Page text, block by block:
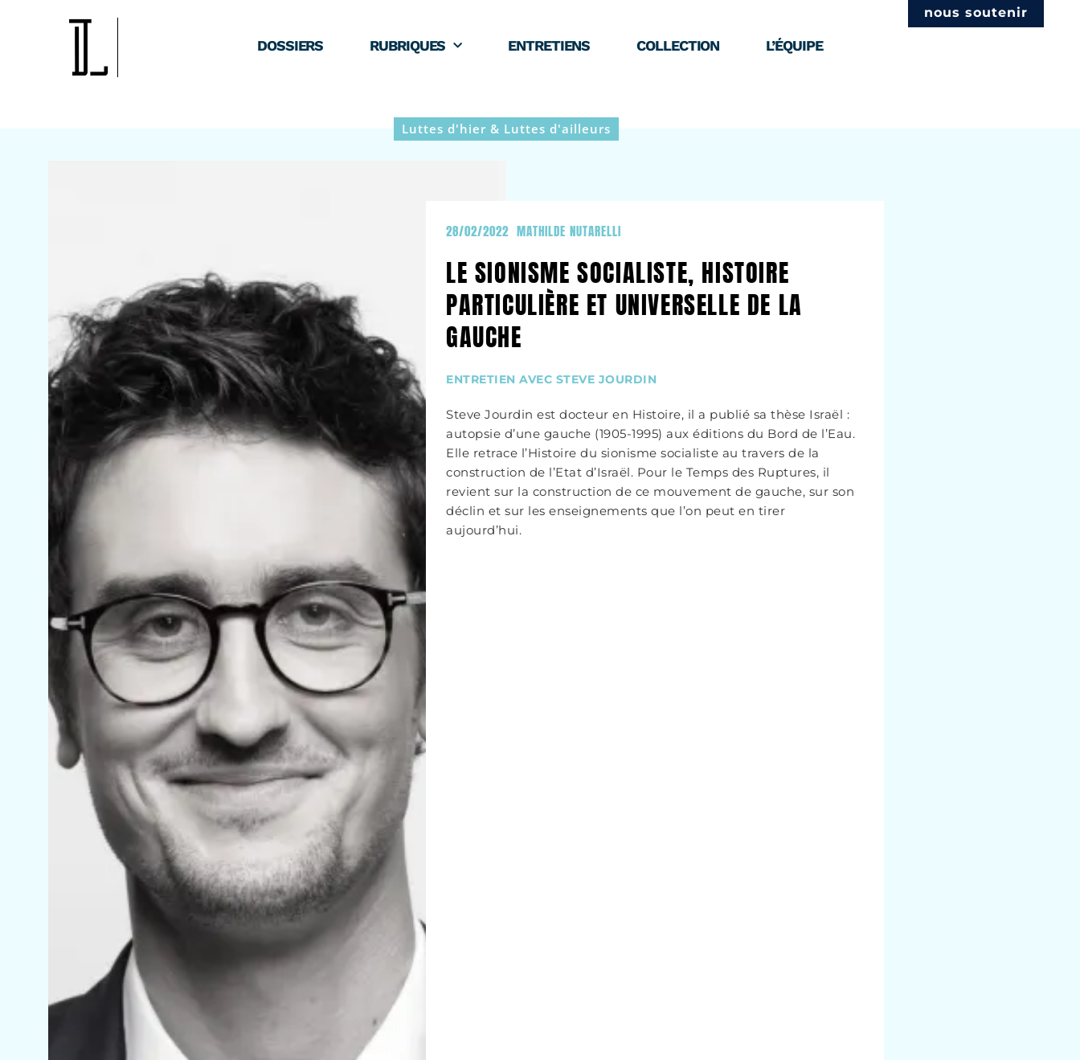
DOSSIERS RUBRIQUES ENTRETIENS COLLECTION L’ÉQUIPE
nous soutenir
Luttes d'hier & Luttes d'ailleurs
28/02/2022 MATHILDE NUTARELLI
LE SIONISME SOCIALISTE, HISTOIRE
PARTICULIÈRE ET UNIVERSELLE DE LA
GAUCHE
ENTRETIEN AVEC STEVE JOURDIN
Steve Jourdin est docteur en Histoire, il a publié sa thèse Israël :
autopsie d’une gauche (1905-1995) aux éditions du Bord de l’Eau.
Elle retrace l’Histoire du sionisme socialiste au travers de la
construction de l’Etat d’Israël. Pour le Temps des Ruptures, il
revient sur la construction de ce mouvement de gauche, sur son
déclin et sur les enseignements que l’on peut en tirer
aujourd’hui.